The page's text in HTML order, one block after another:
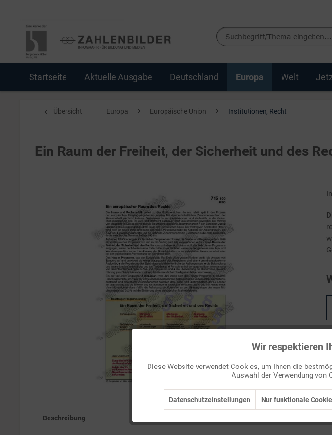
Startseite Aktuelle Ausgabe Deutschland Europa Welt
Übersicht Europa Europäische Union Institutionen, Recht
Ein Raum der Freiheit, der Sicherheit und des
Beschreibung
Wir respektieren
Diese Website verwendet Cookies, um Ihnen die
Auswahl der Verwendung von
Datenschutzeinstellungen Nur funktionale